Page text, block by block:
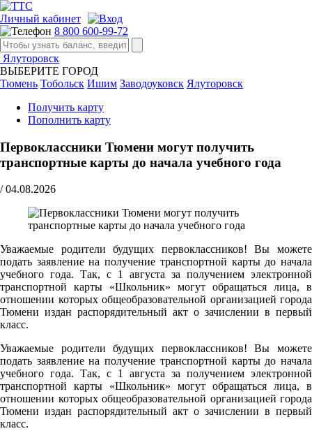
Личный кабинет
8 800 600-99-72
Ялуторовск
ВЫБЕРИТЕ ГОРОД
Тюмень Тобольск Ишим Заводоуковск Ялуторовск
Получить карту
Пополнить карту
Первоклассники Тюмени могут получить
транспортные карты до начала учебного года
/ 04.08.2026
Уважаемые родители будущих первоклассников! Вы можете
подать заявление на получение транспортной карты до начала
учебного года. Так, с 1 августа за получением электронной
транспортной карты «Школьник» могут обращаться лица, в
отношении которых общеобразовательной организацией города
Тюмени издан распорядительный акт о зачислении в первый
класс.
Уважаемые родители будущих первоклассников! Вы можете
подать заявление на получение транспортной карты до начала
учебного года. Так, с 1 августа за получением электронной
транспортной карты «Школьник» могут обращаться лица, в
отношении которых общеобразовательной организацией города
Тюмени издан распорядительный акт о зачислении в первый
класс.